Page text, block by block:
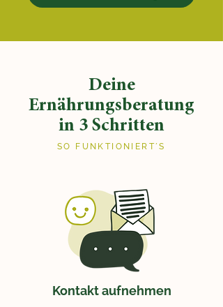
Deine
Ernährungsberatung
in 3 Schritten
SO FUNKTIONIERT´S
Kontakt aufnehmen